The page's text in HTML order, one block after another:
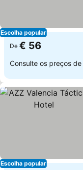
Escolha popular
De € 56
Consulte os preços de
Escolha popular